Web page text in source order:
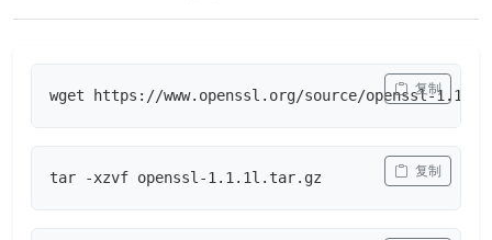
wget https://www.openssl.org/source/openssl-
复制
tar -xzvf openssl-1.1.1l.tar.gz 复制